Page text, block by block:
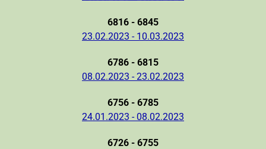
6816 - 6845
23.02.2023 - 10.03.2023
6786 - 6815
08.02.2023 - 23.02.2023
6756 - 6785
24.01.2023 - 08.02.2023
6726 - 6755